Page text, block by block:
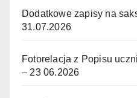
Dodatkowe zapisy na
31.07.2026
Fotorelacja z Popisu
– 23 06.2026